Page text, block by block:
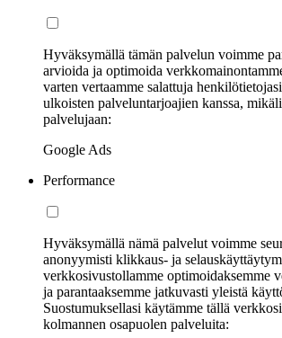
Hyväksymällä tämän palvelun voimme
arvioida ja optimoida
varten vertaamme salattuja
ulkoisten palveluntarjoajien kanssa,
palvelujaan:
Google Ads
Performance
Hyväksymällä nämä palvelut voimme
anonyymisti klikkaus- ja
verkkosivustollamme optimoidaksemme
ja parantaaksemme jatkuvasti yleistä
Suostumuksellasi käytämme tällä
kolmannen osapuolen palveluita: